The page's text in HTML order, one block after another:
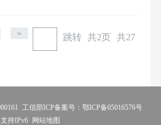
» 跳转 共2页
共27
工信部ICP备案号：鄂ICP备05016576号
支持IPv6 网站地图